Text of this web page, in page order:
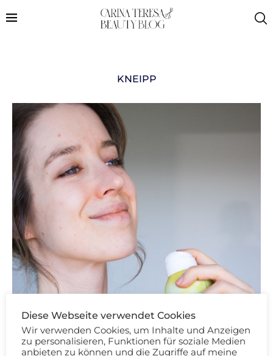
KNEIPP
Diese Webseite verwendet Cookies
Wir verwenden Cookies, um Inhalte und Anzeigen
zu personalisieren, Funktionen für soziale Medien
anbieten zu können und die Zugriffe auf meine